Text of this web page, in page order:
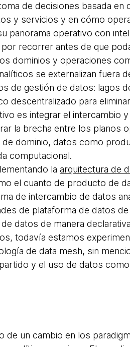
de decisiones basada en
y servicios y en cómo
panorama operativo con
recorrer antes de que
dominios y operaciones
se externalizan fuera
de gestión de datos: lagos
descentralizado para
es integrar el intercambio
la brecha entre los planos
dominio, datos como
computacional.
la arquitectura de
el cuanto de producto de
de intercambio de datos
de plataforma de datos
datos de manera
todavía estamos
de data mesh, sin
y el uso de datos
de un cambio en los